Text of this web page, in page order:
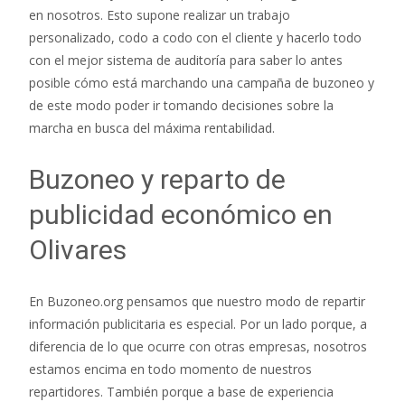
en nosotros. Esto supone realizar un trabajo
personalizado, codo a codo con el cliente y hacerlo todo
con el mejor sistema de auditoría para saber lo antes
posible cómo está marchando una campaña de buzoneo y
de este modo poder ir tomando decisiones sobre la
marcha en busca del máxima rentabilidad.
Buzoneo y reparto de
publicidad económico en
Olivares
En Buzoneo.org pensamos que nuestro modo de repartir
información publicitaria es especial. Por un lado porque, a
diferencia de lo que ocurre con otras empresas, nosotros
estamos encima en todo momento de nuestros
repartidores. También porque a base de experiencia